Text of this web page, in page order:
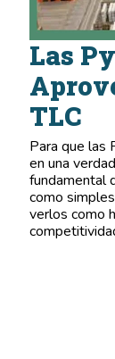
Las
TLC
Para que las
en una
fundamental
como
verlos como